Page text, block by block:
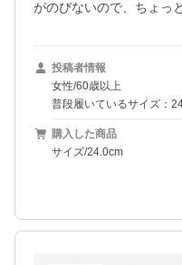
がのびないので、ちょっ
投稿者情報
女性/60歳以上
普段履いているサイズ：
購入した商品
サイズ/24.0cm